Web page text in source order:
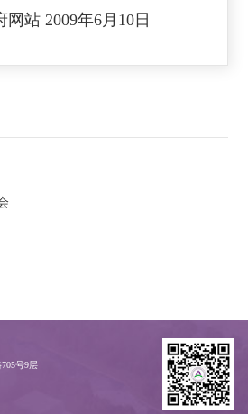
网站 2009年6月10日
号9层